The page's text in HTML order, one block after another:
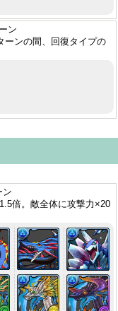
ン
ーンの間、回復タイプの
ン
倍。敵全体に攻撃力×20